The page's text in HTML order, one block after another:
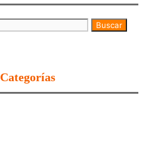
Categorías